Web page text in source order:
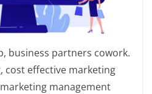
business partners cowork.
cost effective marketing
management